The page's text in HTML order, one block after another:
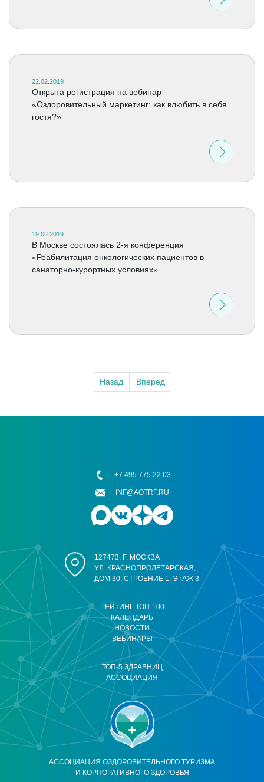
22.02.2019
Открыта регистрация на вебинар
«Оздоровительный маркетинг: как влюбить в себя
гостя?»
19.02.2019
В Москве состоялась 2-я конференция
«Реабилитация онкологических пациентов в
санаторно-курортных условиях»
Назад Вперед
АССОЦИАЦИЯ ОЗДОРОВИТЕЛЬНОГО ТУРИЗМА
И КОРПОРАТИВНОГО ЗДОРОВЬЯ
РЕЙТИНГ ТОП-100
КАЛЕНДАРЬ
НОВОСТИ
ВЕБИНАРЫ
ТОП-5 ЗДРАВНИЦ
АССОЦИАЦИЯ
127473, Г. МОСКВА
УЛ. КРАСНОПРОЛЕТАРСКАЯ,
ДОМ 30, СТРОЕНИЕ 1, ЭТАЖ 3
+7 495 775 22 03
INF@AOTRF.RU